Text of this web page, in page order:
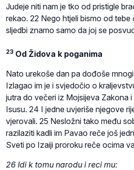
Judeje niti nam je tko od pristigle
rekao. 22 Nego htjeli bismo od tebe
sljedbi znamo samo da joj se
23 Od Židova k poganima
Nato urekoše dan pa dođoše
Izlagao im je i svjedočio o
jutra do večeri iz Mojsijeva Zakona
Isusu. 24 I jedne uvjeriše njegove
vjerovali. 25 Nesložni tako među
razilaziti kadli im Pavao reče još
Sveti po Izaiji proroku reče ocima
26 Idi k tomu narodu i reci mu: